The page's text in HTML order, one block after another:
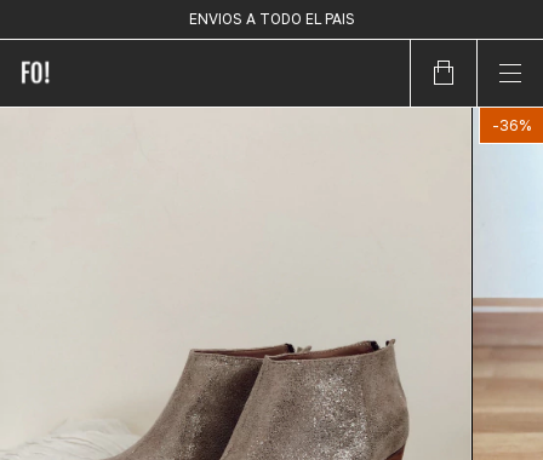
ENVIOS A TODO EL PAIS
3 CUOTAS SIN INTERÉS
-36%